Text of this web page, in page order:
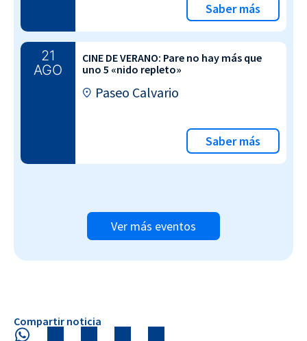
Saber más
21
AGO
CINE DE VERANO: Pare no hay más que
uno 5 «nido repleto»
Paseo Calvario
Saber más
Ver más eventos
Compartir noticia